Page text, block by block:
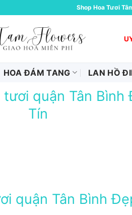
Shop Hoa Tươi
HOA ĐÁM TANG LAN HỒ
quận Tân Bình
Tín
quận Tân Bình